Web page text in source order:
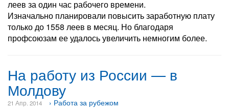
леев за один час рабочего времени.
Изначально планировали повысить заработную плату
только до 1558 леев в месяц. Но благодаря
профсоюзам ее удалось увеличить немногим более.
На работу из России — в
Молдову
21 Апр. 2014
› Работа за рубежом